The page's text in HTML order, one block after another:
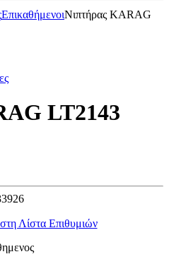
ΕπικαθήμενοιΝιπτήρας KARAG
LT2143
Λίστα Επιθυμιών